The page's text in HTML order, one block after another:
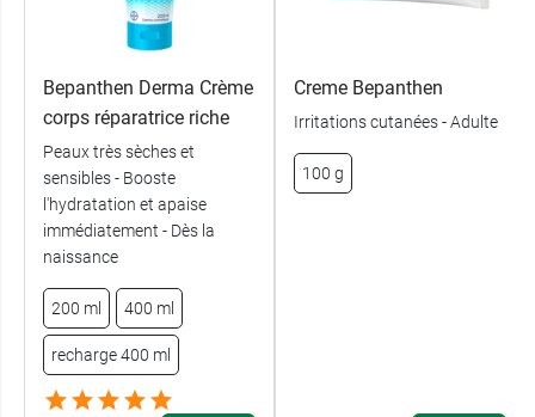
Bepanthen Derma Crème
corps réparatrice riche
Peaux très sèches et
sensibles - Booste
l'hydratation et apaise
immédiatement - Dès la
naissance
200 ml 400 ml
recharge 400 ml
Creme Bepanthen
Irritations cutanées - Adulte
100 g